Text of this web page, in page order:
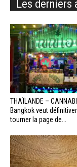
Les derniers
THAÏLANDE –
Bangkok veut
tourner la page de...